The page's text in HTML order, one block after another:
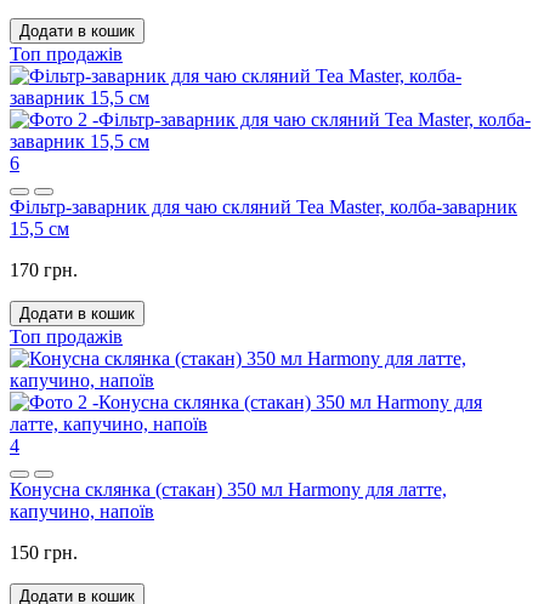
Додати в кошик
Топ продажів
6
Фільтр-заварник для чаю скляний Tea Master, колба-заварник
15,5 см
170 грн.
Додати в кошик
Топ продажів
4
Конусна склянка (стакан) 350 мл Harmony для латте,
капучино, напоїв
150 грн.
Додати в кошик